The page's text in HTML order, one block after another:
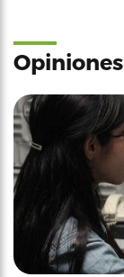
Opiniones